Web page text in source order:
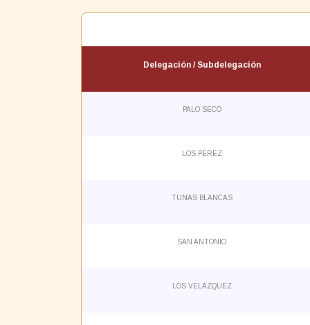
Delegación / Subdelegación
PALO SECO
LOS PEREZ
TUNAS BLANCAS
SAN ANTONIO
LOS VELAZQUEZ